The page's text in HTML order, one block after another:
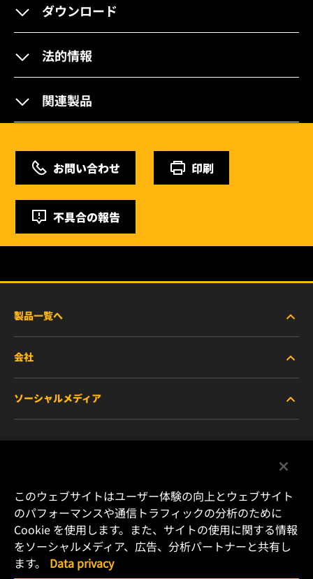
ダウンロード
法的情報
関連製品
お問い合わせ 印刷
不具合の報告
製品一覧へ
商用車および建機・農機・産業用途車両
乗用車および小型トラック
特殊用途向けフィルター
会社
WIXについて
リソース
キャリア
データプライバシー
ソーシャルメディア
Instagram
YouTube
横浜市港北区新横浜2-15-10 YS新横浜ビル2F
このウェブサイトはユーザー体験の向上とウェブサイト
のパフォーマンスや通信トラフィックの分析のために
Cookie を使用します。また、サイトの使用に関する情報
をソーシャルメディア、広告、分析パートナーと共有し
ます。
Data privacy